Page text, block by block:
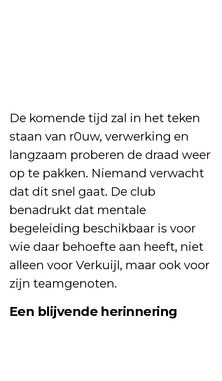
De komende tijd zal in het teken
staan van r0uw, verwerking en
langzaam proberen de draad weer
op te pakken. Niemand verwacht
dat dit snel gaat. De club
benadrukt dat mentale
begeleiding beschikbaar is voor
wie daar behoefte aan heeft, niet
alleen voor Verkuijl, maar ook voor
zijn teamgenoten.
Een blijvende herinnering